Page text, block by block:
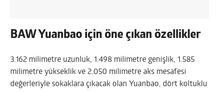
BAW Yuanbao için öne çıkan özellikler
3.162 milimetre uzunluk, 1.498 milimetre genişlik, 1.585
milimetre yükseklik ve 2.050 milimetre aks mesafesi
değerleriyle sokaklara çıkacak olan Yuanbao, dört koltuklu